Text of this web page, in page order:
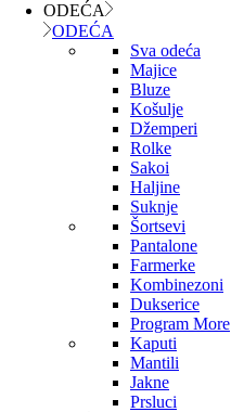
ODEĆA
ODEĆA
Sva odeća
Majice
Bluze
Košulje
Džemperi
Rolke
Sakoi
Haljine
Suknje
Šortsevi
Pantalone
Farmerke
Kombinezoni
Dukserice
Program More
Kaputi
Mantili
Jakne
Prsluci